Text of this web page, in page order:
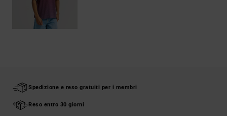
Spedizione e reso gratuiti per i membri
Reso entro 30 giorni